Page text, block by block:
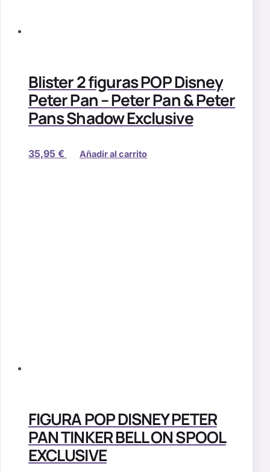
Blister 2 figuras POP Disney
Peter Pan – Peter Pan & Peter
Pans Shadow Exclusive
35,95 € Añadir al carrito
FIGURA POP DISNEY PETER
PAN TINKER BELL ON SPOOL
EXCLUSIVE